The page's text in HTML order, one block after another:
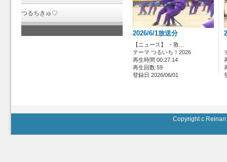
つるちきゅ♡
2026/6/1放送分
【ニュース】 ・敦…
テーマ つるいち！2026
再生時間 00:27:14
再生回数 59
登録日 2026/06/01
Copyright c